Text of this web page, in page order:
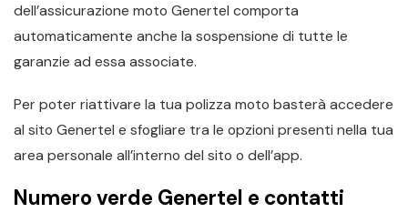
dell’assicurazione moto Genertel comporta
automaticamente anche la sospensione di tutte le
garanzie ad essa associate.
Per poter riattivare la tua polizza moto basterà accedere
al sito Genertel e sfogliare tra le opzioni presenti nella tua
area personale all’interno del sito o dell’app.
Numero verde Genertel e contatti